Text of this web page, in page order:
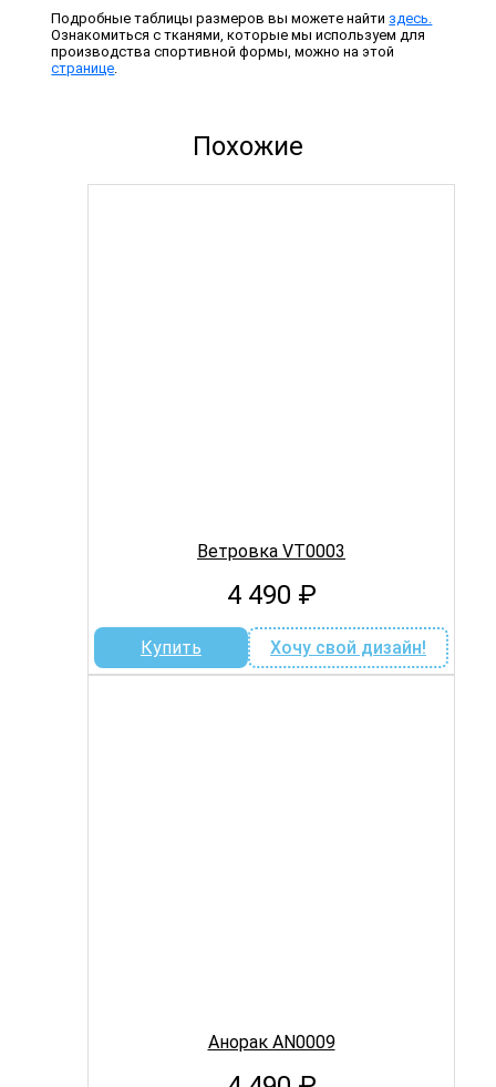
Подробные таблицы размеров вы можете найти здесь.
Ознакомиться с тканями, которые мы используем для
производства спортивной формы, можно на этой
странице.
Похожие
Ветровка VT0003
4 490 ₽
Купить Хочу свой дизайн!
Анорак AN0009